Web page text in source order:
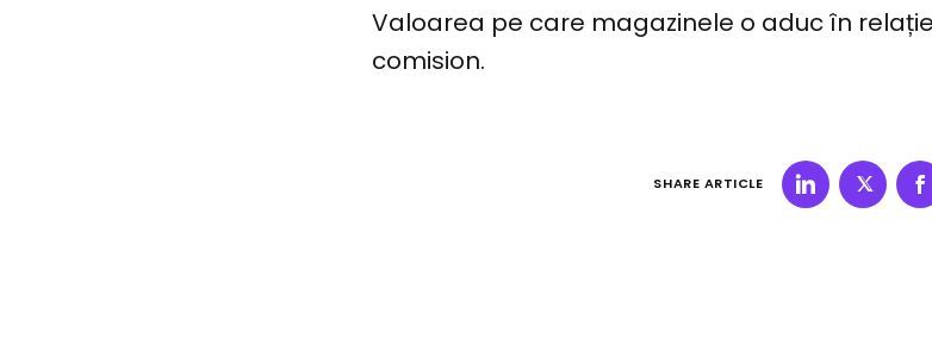
Valoarea pe care magazinele o aduc în
comision.
SHARE ARTICLE